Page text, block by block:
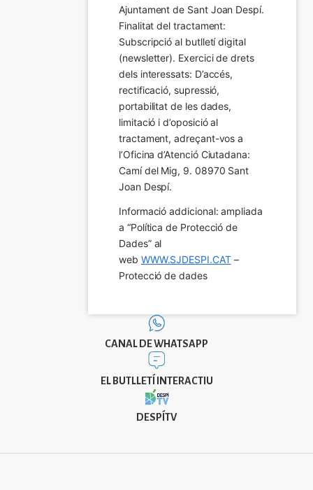
Ajuntament de Sant Joan Despí.
Finalitat del tractament:
Subscripció al butlletí digital
(newsletter). Exercici de drets
dels interessats: D’accés,
rectificació, supressió,
portabilitat de les dades,
limitació i d’oposició al
tractament, adreçant-vos a
l’Oficina d’Atenció Ciutadana:
Camí del Mig, 9. 08970 Sant
Joan Despí.
Informació addicional: ampliada
a “Política de Protecció de
Dades” al
web WWW.SJDESPI.CAT –
Protecció de dades
CANAL DE WHATSAPP
EL BUTLLETÍ INTERACTIU
DESPÍTV